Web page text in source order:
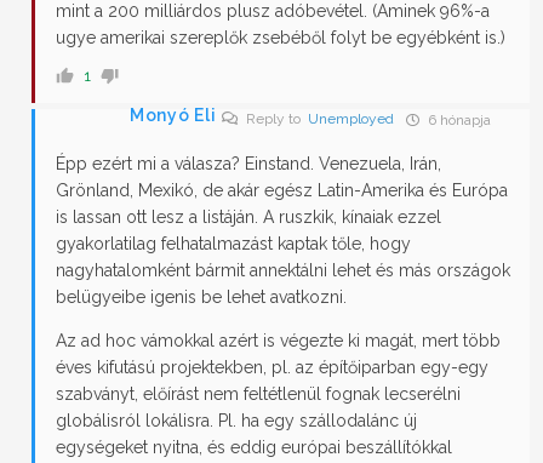
mint a 200 milliárdos plusz adóbevétel. (Aminek 96%-a
ugye amerikai szereplők zsebéből folyt be egyébként is.)
1
Monyó Eli Reply to Unemployed 6 hónapja
Épp ezért mi a válasza? Einstand. Venezuela, Irán,
Grönland, Mexikó, de akár egész Latin-Amerika és Európa
is lassan ott lesz a listáján. A ruszkik, kínaiak ezzel
gyakorlatilag felhatalmazást kaptak tőle, hogy
nagyhatalomként bármit annektálni lehet és más országok
belügyeibe igenis be lehet avatkozni.
Az ad hoc vámokkal azért is végezte ki magát, mert több
éves kifutású projektekben, pl. az építőiparban egy-egy
szabványt, előírást nem feltétlenül fognak lecserélni
globálisról lokálisra. Pl. ha egy szállodalánc új
egységeket nyitna, és eddig európai beszállítókkal